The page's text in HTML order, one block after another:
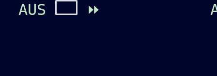
AUS
⏩